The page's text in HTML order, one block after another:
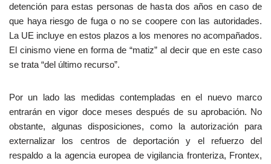
detención para estas personas de hasta dos años en caso de
que haya riesgo de fuga o no se coopere con las autoridades.
La UE incluye en estos plazos a los menores no acompañados.
El cinismo viene en forma de “matiz” al decir que en este caso
se trata “del último recurso”.
Por un lado las medidas contempladas en el nuevo marco
entrarán en vigor doce meses después de su aprobación. No
obstante, algunas disposiciones, como la autorización para
externalizar los centros de deportación y el refuerzo del
respaldo a la agencia europea de vigilancia fronteriza, Frontex,